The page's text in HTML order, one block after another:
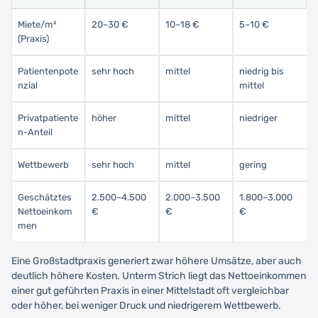
Miete/m²
(Praxis)
20–30 € 10–18 € 5–10 €
Patientenpote
nzial
sehr hoch mittel
niedrig bis
mittel
Privatpatiente
n-Anteil
höher mittel niedriger
Wettbewerb sehr hoch mittel gering
Geschätztes
Nettoeinkom
men
2.500–4.500
€
2.000–3.500
€
1.800–3.000
€
Eine Großstadtpraxis generiert zwar höhere Umsätze, aber auch
deutlich höhere Kosten. Unterm Strich liegt das Nettoeinkommen
einer gut geführten Praxis in einer Mittelstadt oft vergleichbar
oder höher, bei weniger Druck und niedrigerem Wettbewerb.